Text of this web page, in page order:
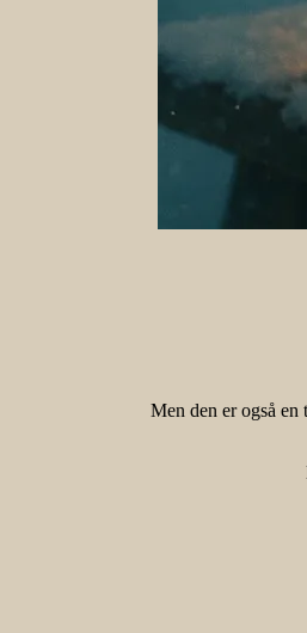
Men den er også